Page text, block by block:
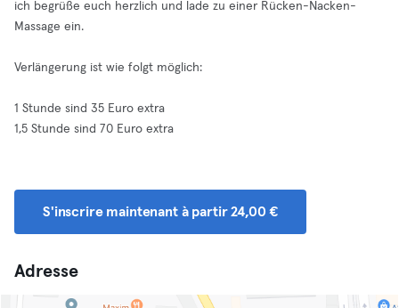
ich begrüße euch herzlich und lade zu einer Rücken-Nacken-
Massage ein.
Verlängerung ist wie folgt möglich:
1 Stunde sind 35 Euro extra
1,5 Stunde sind 70 Euro extra
S'inscrire maintenant à partir 24,00 €
Adresse